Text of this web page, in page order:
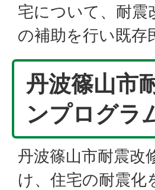
宅について、耐震
の補助を行い既存
丹波篠山市
ンプログラ
丹波篠山市耐震改
け、住宅の耐震化